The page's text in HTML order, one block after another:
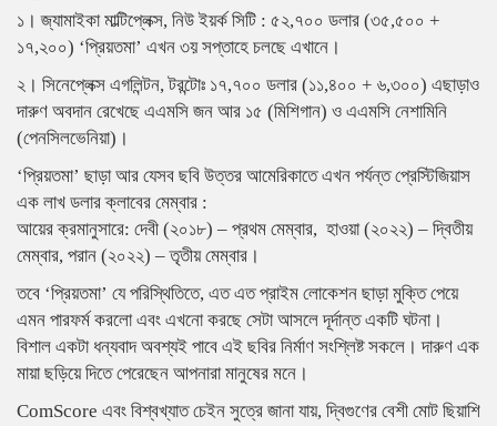
১। জ্যামাইকা মাল্টিপ্লেক্স, নিউ ইয়র্ক সিটি : ৫২,৭০০ ডলার (৩৫,৫০০ +
১৭,২০০) ‘প্রিয়তমা’ এখন ৩য় সপ্তাহে চলছে এখানে।
২। সিনেপ্লেক্স এগলিন্টন, টরন্টোঃ ১৭,৭০০ ডলার (১১,৪০০ + ৬,৩০০) এছাড়াও
দারুণ অবদান রেখেছে এএমসি জন আর ১৫ (মিশিগান) ও এএমসি নেশামিনি
(পেনসিলভেনিয়া)।
‘প্রিয়তমা’ ছাড়া আর যেসব ছবি উত্তর আমেরিকাতে এখন পর্যন্ত প্রেস্টিজিয়াস
এক লাখ ডলার ক্লাবের মেম্বার :
আয়ের ক্রমানুসারে: দেবী (২০১৮) – প্রথম মেম্বার, হাওয়া (২০২২) – দ্বিতীয়
মেম্বার, পরান (২০২২) – তৃতীয় মেম্বার।
তবে ‘প্রিয়তমা’ যে পরিস্থিতিতে, এত এত প্রাইম লোকেশন ছাড়া মুক্তি পেয়ে
এমন পারফর্ম করলো এবং এখনো করছে সেটা আসলে দূর্দান্ত একটি ঘটনা।
বিশাল একটা ধন্যবাদ অবশ্যই পাবে এই ছবির নির্মাণ সংশ্লিষ্ট সকলে। দারুণ এক
মায়া ছড়িয়ে দিতে পেরেছেন আপনারা মানুষের মনে।
ComScore এবং বিশ্বখ্যাত চেইন সুত্রে জানা যায়, দ্বিগুণের বেশী মোট ছিয়াশি